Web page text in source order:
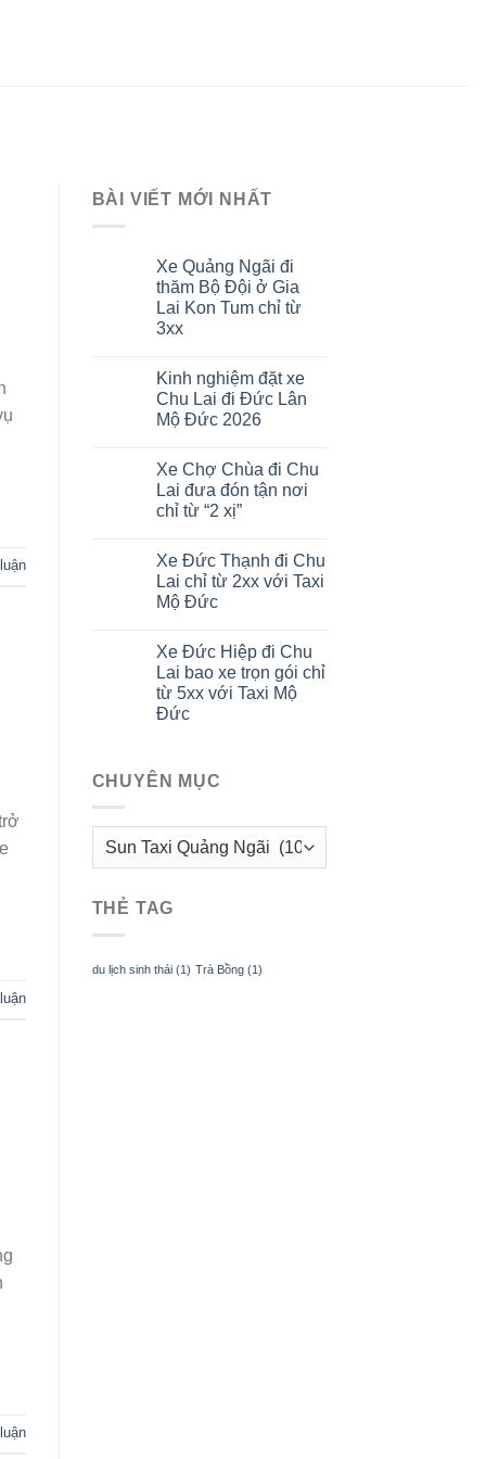
BÀI VIẾT MỚI NHẤT
Xe Quảng Ngãi đi
thăm Bộ Đội ở Gia
Lai Kon Tum chỉ từ
3xx
Kinh nghiệm đặt xe
Chu Lai đi Đức Lân
Mộ Đức 2026
Xe Chợ Chùa đi Chu
Lai đưa đón tận nơi
chỉ từ “2 xị”
Xe Đức Thạnh đi Chu
Lai chỉ từ 2xx với Taxi
Mộ Đức
Xe Đức Hiệp đi Chu
Lai bao xe trọn gói chỉ
từ 5xx với Taxi Mộ
Đức
CHUYÊN MỤC
CHUYÊN
THẺ TAG
du lịch sinh thái(1) Trà Bồng(1)